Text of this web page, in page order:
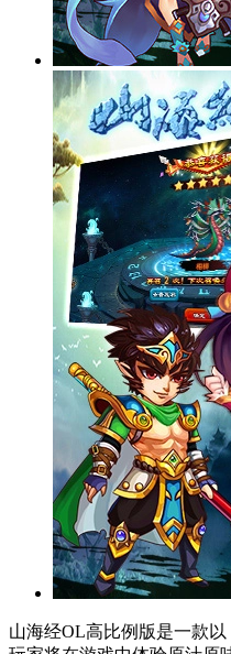
山海经OL高比例版是一款以